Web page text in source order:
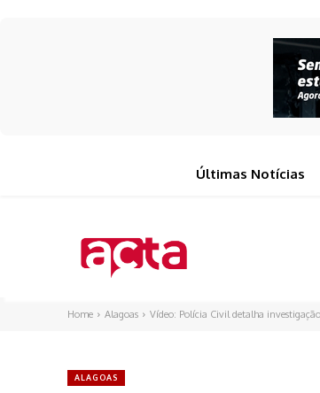
Últimas Notícias
Home Alagoas Vídeo: Polícia Civil detalha
ALAGOAS